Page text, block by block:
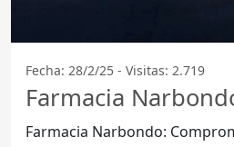
Fecha: 28/2/25 - Visitas: 2.719
Farmacia
Farmacia Narbondo: